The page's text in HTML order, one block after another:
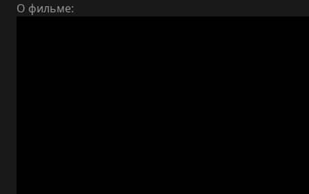
О фильме: